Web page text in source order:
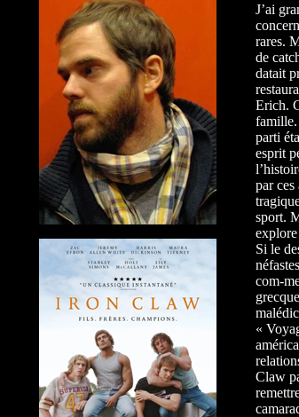
J’ai
rares.
de
datait
Erich.
famille.
parti
esprit
par
sport.
Si le
com-
«
Claw